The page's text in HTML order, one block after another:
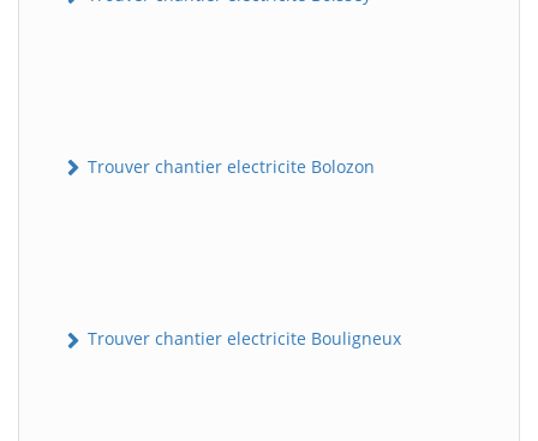
Trouver chantier electricite Bolozon
Trouver chantier electricite Bouligneux